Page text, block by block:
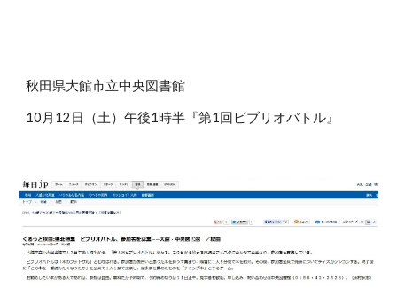
秋田県大館市立中央図書館
10月12日（土）午後1時半『第1回ビブリオバトル』